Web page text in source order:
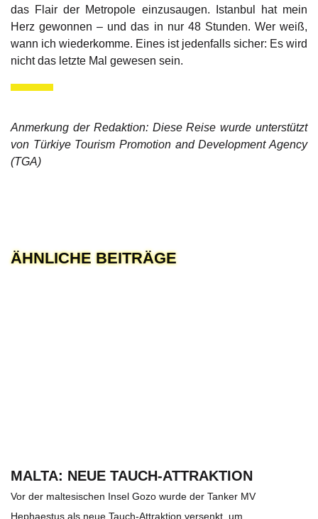
das Flair der Metropole einzusaugen. Istanbul hat mein
Herz gewonnen – und das in nur 48 Stunden. Wer weiß,
wann ich wiederkomme. Eines ist jedenfalls sicher: Es wird
nicht das letzte Mal gewesen sein.
Anmerkung der Redaktion: Diese Reise wurde unterstützt
von Türkiye Tourism Promotion and Development Agency
(TGA)
ÄHNLICHE BEITRÄGE
MALTA: NEUE TAUCH-ATTRAKTION
Vor der maltesischen Insel Gozo wurde der Tanker MV
Hephaestus als neue Tauch-Attraktion versenkt, um